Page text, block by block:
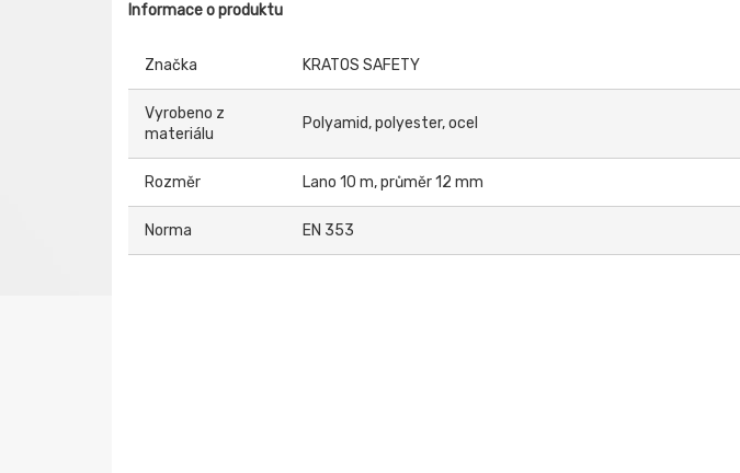
Informace o produktu
Značka KRATOS SAFETY
Vyrobeno z
materiálu
Polyamid, polyester, ocel
Rozměr Lano 10 m, průměr 12 mm
Norma EN 353